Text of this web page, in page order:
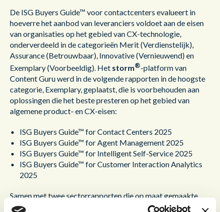
De ISG Buyers Guide™ voor contactcenters evalueert in
hoeverre het aanbod van leveranciers voldoet aan de eisen
van organisaties op het gebied van CX-technologie,
onderverdeeld in de categorieën Merit (Verdienstelijk),
Assurance (Betrouwbaar), Innovative (Vernieuwend) en
Exemplary (Voorbeeldig). Het storm®-platform van
Content Guru werd in de volgende rapporten in de hoogste
categorie, Exemplary, geplaatst, die is voorbehouden aan
oplossingen die het beste presteren op het gebied van
algemene product- en CX-eisen:
ISG Buyers Guide™ for Contact Centers 2025
ISG Buyers Guide™ for Agent Management 2025
ISG Buyers Guide™ for Intelligent Self-Service 2025
ISG Buyers Guide™ for Customer Interaction Analytics
2025
Samen met twee sectorrapporten die op maat gemaakte
inzichten bieden in specifieke CX-vereisten: